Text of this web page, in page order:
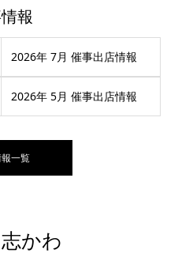
報
2026年 7月 催事出店情報
2026年 5月 催事出店情報
一覧
かわ